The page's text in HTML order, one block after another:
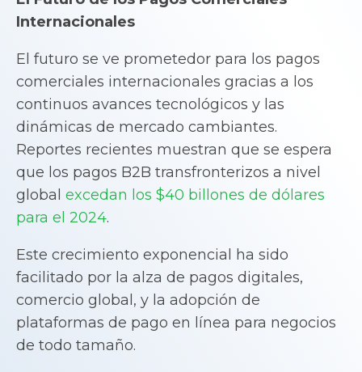
Internacionales
El futuro se ve prometedor para los pagos
comerciales internacionales gracias a los
continuos avances tecnológicos y las
dinámicas de mercado cambiantes.
Reportes recientes muestran que se espera
que los pagos B2B transfronterizos a nivel
global excedan los $40 billones de dólares
para el 2024.
Este crecimiento exponencial ha sido
facilitado por la alza de pagos digitales,
comercio global, y la adopción de
plataformas de pago en línea para negocios
de todo tamaño.